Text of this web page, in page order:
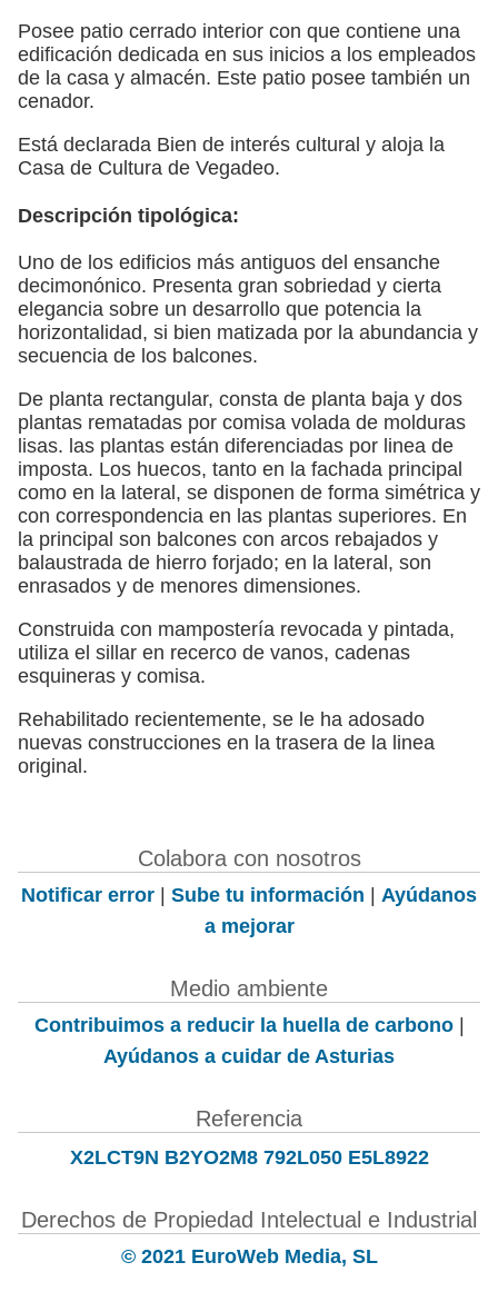
Posee patio cerrado interior con que contiene una
edificación dedicada en sus inicios a los empleados
de la casa y almacén. Este patio posee también un
cenador.
Está declarada Bien de interés cultural y aloja la
Casa de Cultura de Vegadeo.
Descripción tipológica:
Uno de los edificios más antiguos del ensanche
decimonónico. Presenta gran sobriedad y cierta
elegancia sobre un desarrollo que potencia la
horizontalidad, si bien matizada por la abundancia y
secuencia de los balcones.
De planta rectangular, consta de planta baja y dos
plantas rematadas por comisa volada de molduras
lisas. las plantas están diferenciadas por linea de
imposta. Los huecos, tanto en la fachada principal
como en la lateral, se disponen de forma simétrica y
con correspondencia en las plantas superiores. En
la principal son balcones con arcos rebajados y
balaustrada de hierro forjado; en la lateral, son
enrasados y de menores dimensiones.
Construida con mampostería revocada y pintada,
utiliza el sillar en recerco de vanos, cadenas
esquineras y comisa.
Rehabilitado recientemente, se le ha adosado
nuevas construcciones en la trasera de la linea
original.
Colabora con nosotros
Notificar error | Sube tu información | Ayúdanos
a mejorar
Medio ambiente
Contribuimos a reducir la huella de carbono|
Ayúdanos a cuidar de Asturias
Referencia
X2LCT9N B2YO2M8 792L050 E5L8922
Derechos de Propiedad Intelectual e Industrial
© 2021 EuroWeb Media, SL